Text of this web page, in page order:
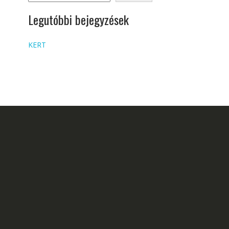
Legutóbbi bejegyzések
KERT